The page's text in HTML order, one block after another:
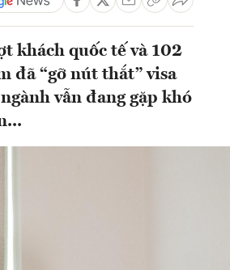
khách quốc tế và 102
đã “gỡ nút thắt” visa
vẫn đang gặp khó